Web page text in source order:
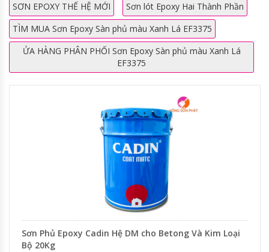
SƠN EPOXY THẾ HỆ MỚI
Sơn lót Epoxy Hai Thành Phần
TÌM MUA Sơn Epoxy Sàn phủ màu Xanh Lá EF3375
ỬA HÀNG PHÂN PHỐI Sơn Epoxy Sàn phủ màu Xanh Lá
EF3375
Sơn Phủ Epoxy Cadin Hệ DM cho Betong Và Kim Loại
Bộ 20Kg